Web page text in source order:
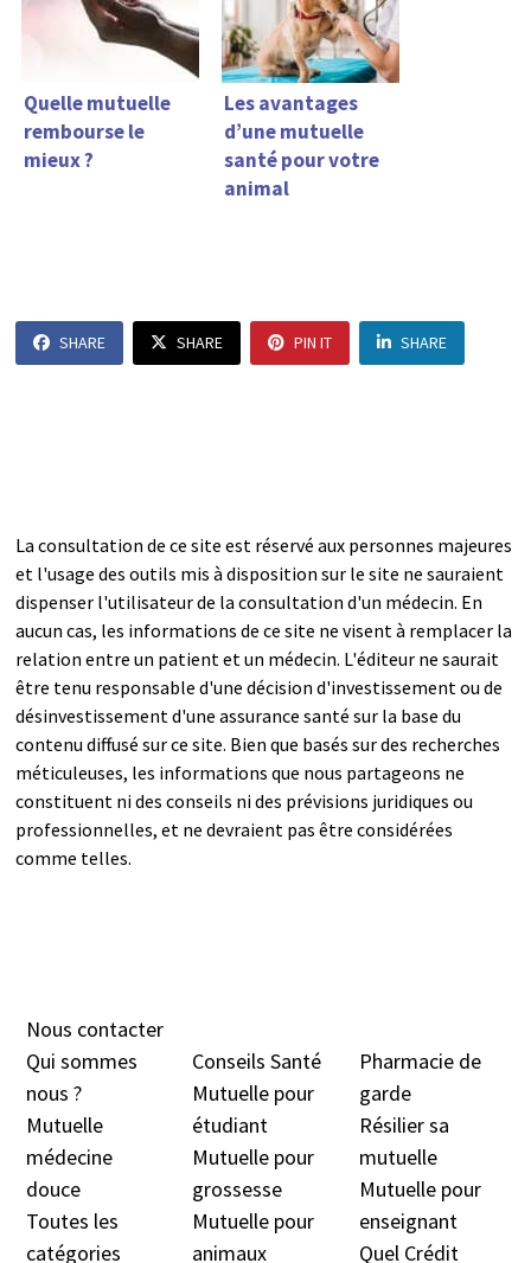
Quelle mutuelle
rembourse le
mieux ?
Les avantages
d’une mutuelle
santé pour votre
animal
SHARE SHARE PIN IT SHARE
La consultation de ce site est réservé aux personnes majeures
et l'usage des outils mis à disposition sur le site ne sauraient
dispenser l'utilisateur de la consultation d'un médecin. En
aucun cas, les informations de ce site ne visent à remplacer la
relation entre un patient et un médecin. L'éditeur ne saurait
être tenu responsable d'une décision d'investissement ou de
désinvestissement d'une assurance santé sur la base du
contenu diffusé sur ce site. Bien que basés sur des recherches
méticuleuses, les informations que nous partageons ne
constituent ni des conseils ni des prévisions juridiques ou
professionnelles, et ne devraient pas être considérées
comme telles.
Nous contacter
Qui sommes
nous ?
Mutuelle
médecine
douce
Toutes les
catégories
Conseils Santé
Mutuelle pour
étudiant
Mutuelle pour
grossesse
Mutuelle pour
animaux
Pharmacie de
garde
Résilier sa
mutuelle
Mutuelle pour
enseignant
Quel Crédit